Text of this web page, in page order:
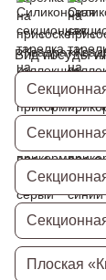
Вид посуды
Плоская